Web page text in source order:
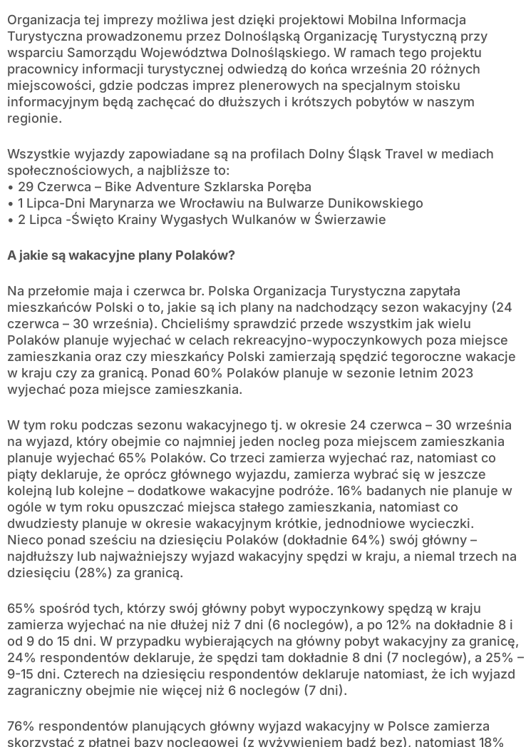
Organizacja tej imprezy możliwa jest dzięki projektowi Mobilna Informacja
Turystyczna prowadzonemu przez Dolnośląską Organizację Turystyczną przy
wsparciu Samorządu Województwa Dolnośląskiego. W ramach tego projektu
pracownicy informacji turystycznej odwiedzą do końca września 20 różnych
miejscowości, gdzie podczas imprez plenerowych na specjalnym stoisku
informacyjnym będą zachęcać do dłuższych i krótszych pobytów w naszym
regionie.
Wszystkie wyjazdy zapowiadane są na profilach Dolny Śląsk Travel w mediach
społecznościowych, a najbliższe to:
• 29 Czerwca – Bike Adventure Szklarska Poręba
• 1 Lipca-Dni Marynarza we Wrocławiu na Bulwarze Dunikowskiego
• 2 Lipca -Święto Krainy Wygasłych Wulkanów w Świerzawie
A jakie są wakacyjne plany Polaków?
Na przełomie maja i czerwca br. Polska Organizacja Turystyczna zapytała
mieszkańców Polski o to, jakie są ich plany na nadchodzący sezon wakacyjny (24
czerwca – 30 września). Chcieliśmy sprawdzić przede wszystkim jak wielu
Polaków planuje wyjechać w celach rekreacyjno-wypoczynkowych poza miejsce
zamieszkania oraz czy mieszkańcy Polski zamierzają spędzić tegoroczne wakacje
w kraju czy za granicą. Ponad 60% Polaków planuje w sezonie letnim 2023
wyjechać poza miejsce zamieszkania.
W tym roku podczas sezonu wakacyjnego tj. w okresie 24 czerwca – 30 września
na wyjazd, który obejmie co najmniej jeden nocleg poza miejscem zamieszkania
planuje wyjechać 65% Polaków. Co trzeci zamierza wyjechać raz, natomiast co
piąty deklaruje, że oprócz głównego wyjazdu, zamierza wybrać się w jeszcze
kolejną lub kolejne – dodatkowe wakacyjne podróże. 16% badanych nie planuje w
ogóle w tym roku opuszczać miejsca stałego zamieszkania, natomiast co
dwudziesty planuje w okresie wakacyjnym krótkie, jednodniowe wycieczki.
Nieco ponad sześciu na dziesięciu Polaków (dokładnie 64%) swój główny –
najdłuższy lub najważniejszy wyjazd wakacyjny spędzi w kraju, a niemal trzech na
dziesięciu (28%) za granicą.
65% spośród tych, którzy swój główny pobyt wypoczynkowy spędzą w kraju
zamierza wyjechać na nie dłużej niż 7 dni (6 noclegów), a po 12% na dokładnie 8 i
od 9 do 15 dni. W przypadku wybierających na główny pobyt wakacyjny za granicę,
24% respondentów deklaruje, że spędzi tam dokładnie 8 dni (7 noclegów), a 25% –
9-15 dni. Czterech na dziesięciu respondentów deklaruje natomiast, że ich wyjazd
zagraniczny obejmie nie więcej niż 6 noclegów (7 dni).
76% respondentów planujących główny wyjazd wakacyjny w Polsce zamierza
skorzystać z płatnej bazy noclegowej (z wyżywieniem bądź bez), natomiast 18%